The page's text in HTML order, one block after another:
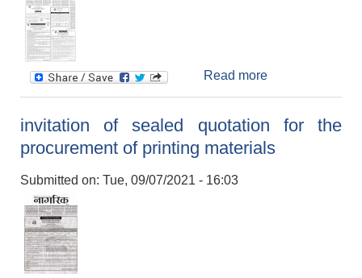
Read more
procurement of
Jinsi Materials
invitation of sealed quotation for the
procurement of printing materials
Submitted on: Tue, 09/07/2021 - 16:03